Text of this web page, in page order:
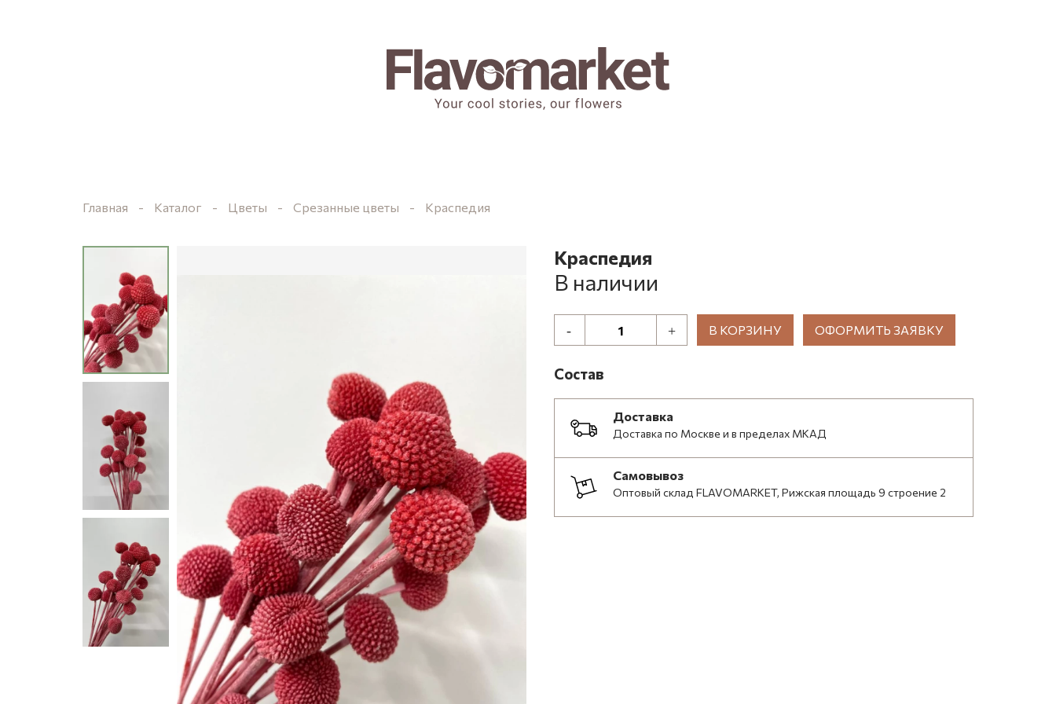
Главная Каталог Цветы Срезанные цветы Краспедия
Краспедия
В наличии
В КОРЗИНУ ОФОРМИТЬ ЗАЯВКУ
Состав
Доставка
Доставка по Москве и в пределах МКАД
Самовывоз
Оптовый склад FLAVOMARKET, Рижская площадь 9 строение 2